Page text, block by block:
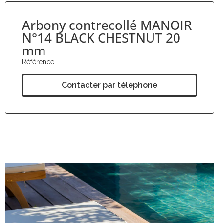
Arbony contrecollé MANOIR
N°14 BLACK CHESTNUT 20
mm
Référence :
Contacter par téléphone